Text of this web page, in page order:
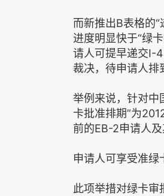
而新推出B表格的
进度明显快于“绿
请人可提早递交I-
裁决，待申请人排
举例来说，针对中
卡批准排期”为
前的EB-2申请人
申请人可享受准绿
此项举措对绿卡